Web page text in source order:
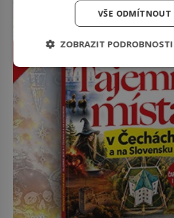
VŠE ODMÍTNOUT
ZOBRAZIT PODROBNOSTI